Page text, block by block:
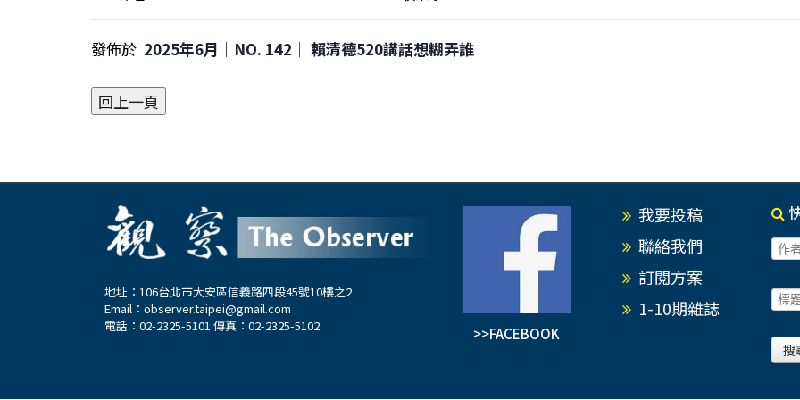
發佈於 2025年6月｜NO. 142│ 賴清德520講話想糊弄誰
地址：106台北市大安區信義路四段45號10樓之2
Email： observer.taipei@gmail.com
電話：02-2325-5101 傳真：02-2325-5102
>>FACEBOOK
我要投稿
聯絡我們
訂閱方案
1-10期雜誌